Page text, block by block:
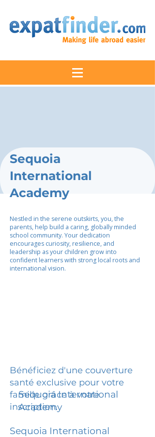
Sequoia
International
Academy
Nestled in the serene outskirts, you, the
parents, help build a caring, globally minded
school community. Your dedication
encourages curiosity, resilience, and
leadership as your children grow into
confident learners with strong local roots and
international vision.
Bénéficiez d'une couverture
santé exclusive pour votre
famille grâce à votre
inscription.
Sequoia International
Academy
Sequoia International